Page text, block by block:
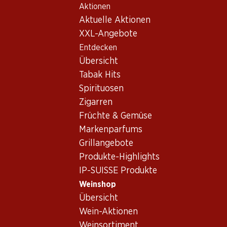
Aktionen
Aktuelle Aktionen
XXL-Angebote
Entdecken
Übersicht
Tabak Hits
Spirituosen
Zigarren
Früchte & Gemüse
Markenparfums
Grillangebote
Produkte-Highlights
IP-SUISSE Produkte
Weinshop
Übersicht
Wein-Aktionen
Wein/Champagner
Apulien Sedotto Susumaniello Salento IGP
Vorderseite